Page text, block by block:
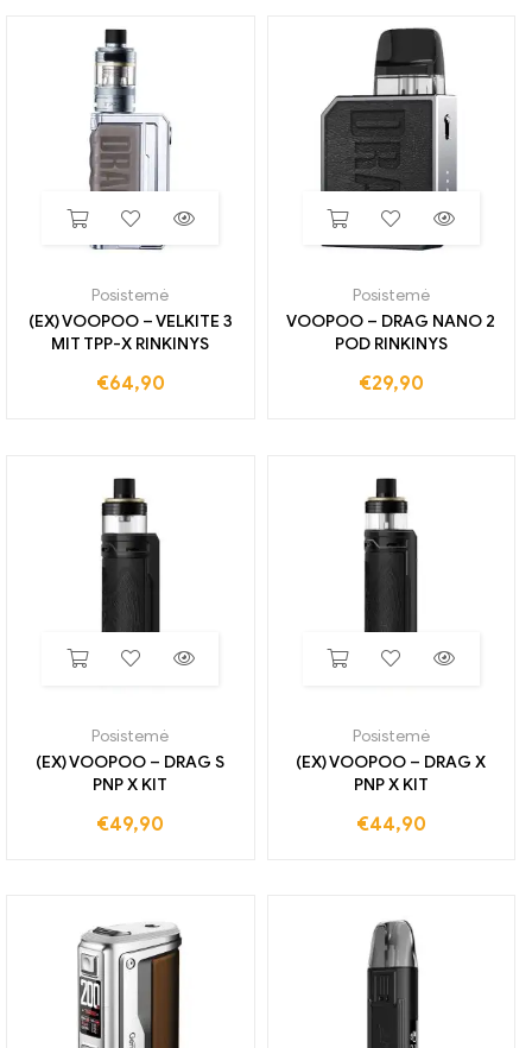
Posistemė
(EX) VOOPOO – VELKITE 3
MIT TPP-X RINKINYS
€64,90
Posistemė
VOOPOO – DRAG NANO 2
POD RINKINYS
€29,90
Posistemė
(EX) VOOPOO – DRAG S
PNP X KIT
€49,90
Posistemė
(EX) VOOPOO – DRAG X
PNP X KIT
€44,90